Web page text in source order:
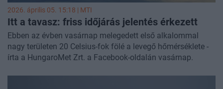
2026. április 05. 15:18 | MTI
Itt a tavasz: friss időjárás jelentés érkezett
Ebben az évben vasárnap melegedett első alkalommal
nagy területen 20 Celsius-fok fölé a levegő hőmérséklete -